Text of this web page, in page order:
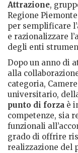
Attrazione,
Regione
per semplificare
e razionalizzare
degli enti
Dopo un anno di
alla
categoria,
universitario,
punto di forza è
competenze, sia
funzionali
grado di offrire
realizzazione del